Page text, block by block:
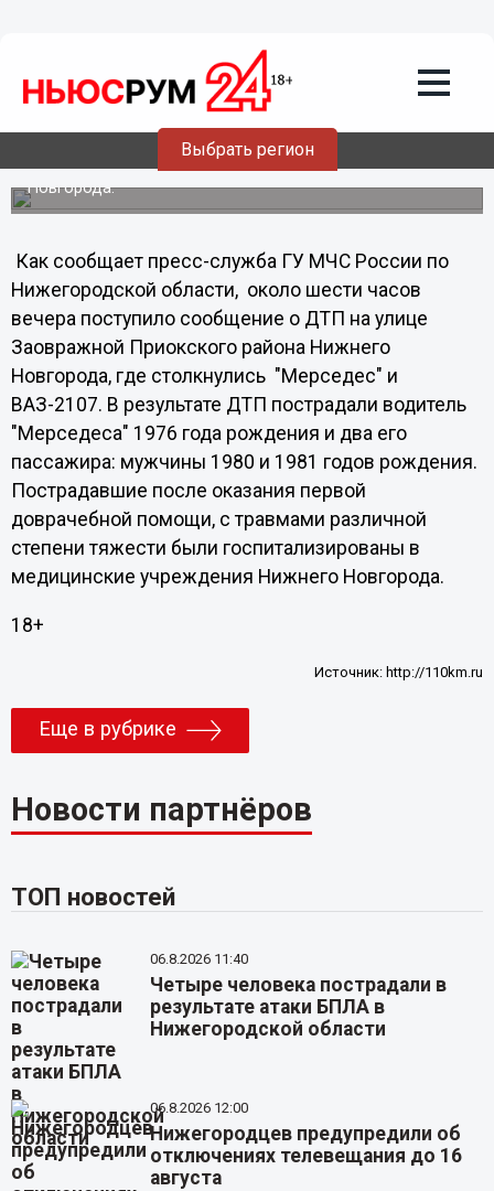
Выбрать регион
Пассажиры и водитель "Мерседеса"
госпитализированы после аварии с
ВАЗом
ДТП произошло в субботу в Приокском районе Нижнего
Новгорода.
Как сообщает пресс-служба ГУ МЧС России по
Нижегородской области, около шести часов
вечера поступило сообщение о ДТП на улице
Заовражной Приокского района Нижнего
Новгорода, где столкнулись "Мерседес" и
ВАЗ-2107. В результате ДТП пострадали водитель
"Мерседеса" 1976 года рождения и два его
пассажира: мужчины 1980 и 1981 годов рождения.
Пострадавшие после оказания первой
доврачебной помощи, с травмами различной
степени тяжести были госпитализированы в
медицинские учреждения Нижнего Новгорода.
18+
Источник: http://110km.ru
Еще в рубрике
Новости партнёров
ТОП новостей
06.8.2026 11:40
Четыре человека пострадали в
результате атаки БПЛА в
Нижегородской области
06.8.2026 12:00
Нижегородцев предупредили об
отключениях телевещания до 16
августа